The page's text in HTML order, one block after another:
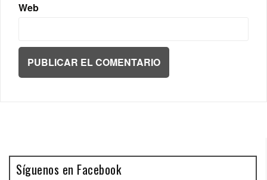
Web
Síguenos en Facebook